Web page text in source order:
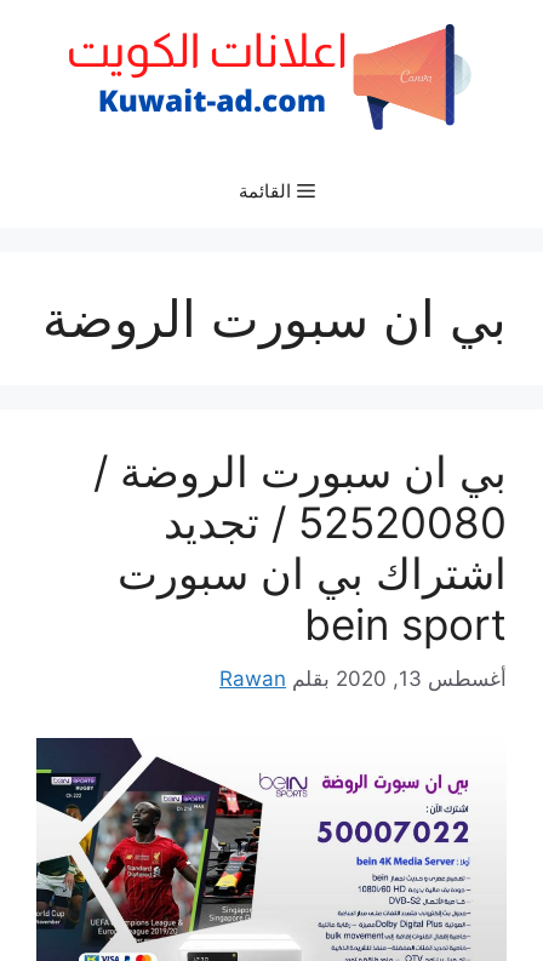
القائمة
بي ان سبورت الروضة
بي ان سبورت الروضة /
52520080 / تجديد
اشتراك بي ان سبورت
bein sport
أغسطس 13, 2020 بقلم Rawan